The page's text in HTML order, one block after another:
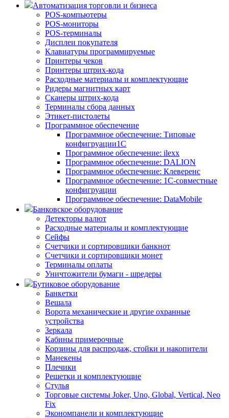
Автоматизация торговли и бизнеса
POS-компьютеры
POS-мониторы
POS-терминалы
Дисплеи покупателя
Клавиатуры программируемые
Принтеры чеков
Принтеры штрих-кода
Расходные материалы и комплектующие
Ридеры магнитных карт
Сканеры штрих-кода
Терминалы сбора данных
Этикет-пистолеты
Программное обеспечение
Программное обеспечение: Типовые
конфигруации1С
Программное обеспечение: ilexx
Программное обеспечение: DALION
Программное обеспечение: Клеверенс
Программное обеспечение: 1С-совместные
конфигруации
Программное обеспечение: DataMobile
Банковское оборудование
Детекторы валют
Расходные материалы и комплектующие
Сейфы
Счетчики и сортировщики банкнот
Счетчики и сортировщики монет
Терминалы оплаты
Уничтожители бумаги - шредеры
Бутиковое оборудование
Банкетки
Вешала
Ворота механические и другие охранные
устройства
Зеркала
Кабины примерочные
Корзины для распродаж, стойки и накопители
Манекены
Плечики
Решетки и комплектующие
Стулья
Торговые системы Joker, Uno, Global, Vertical, Neo
Fix
Экономпанели и комплектующие